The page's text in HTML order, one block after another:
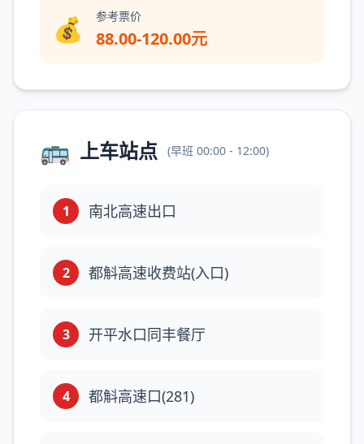
💰 参考票价
88.00-120.00元
🚌 上车站点 (早班 00:00 - 12:00)
1 南北高速出口
2 都斛高速收费站(入口)
3 开平水口同丰餐厅
4 都斛高速口(281)